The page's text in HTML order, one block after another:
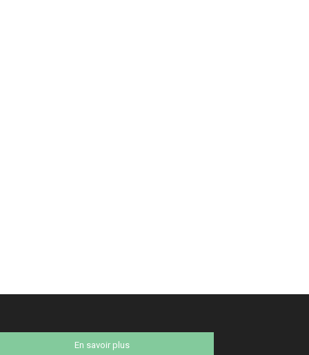
En savoir plus